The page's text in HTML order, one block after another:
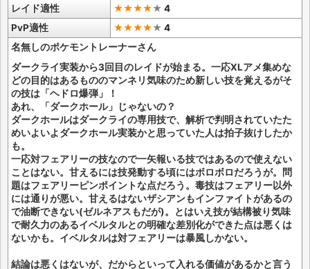
レイド適性
★★★★★ 4
PvP適性
★★★★★ 4
名無しのポケモントレーナーさん
ダークライ実装から3回目のレイドが始まる。一応XLアメ集めな
どの目的はあるもののマンネリ気味のため新しい技を覚えるがそ
の技は「ヘドロ爆弾」！
あれ、「ダークホール」じゃないの？
ダークホールはダークライの専用技で、解析で判明されていたた
めいよいよダークホール実装かと思っていた人は拍子抜けしたか
も。
一応対フェアリーの技なので一矢報いる技ではあるので使えない
ことはない。甘えるには技発動する頃にはボロボロだろうが。問
題はフェアリーピンポイントな点だろう。毒技はフェアリー以外
には通りが悪い。甘えるはないザシアンもインファイトがあるの
で油断できない(ゼルネアスもだが)。とはいえ技が結構被り気味
で耐久力のあるイベルタルとの明確な差別化ができた点は悪くは
ないかも。イベルタルは対フェアリーは暴風しかない。
結論は悪くはないが、だからといって入れる価値があるかと言う